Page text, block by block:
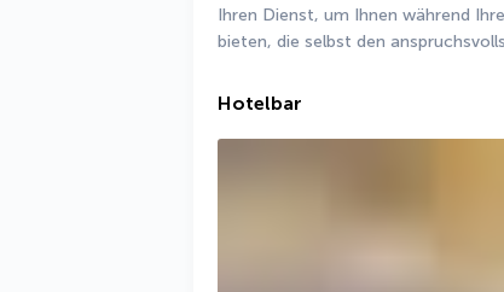
Ihren Dienst, um Ihnen während
bieten, die selbst den
Hotelbar